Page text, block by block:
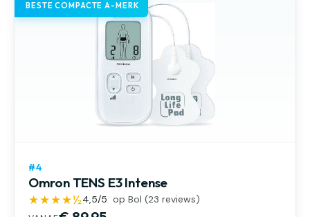
BESTE COMPACTE A-MERK
#4
Omron TENS E3 Intense
★★★★½4,5/5 op Bol (23 reviews)